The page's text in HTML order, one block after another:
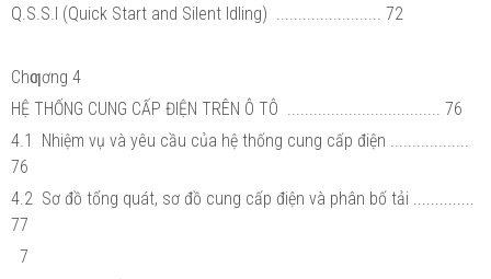
Q.S.S.I (Quick Start and Silent Idling) ........................ 72
Chƣơng 4
HỆ THỐNG CUNG CẤP ĐIỆN TRÊN Ô TÔ ................................... 76
4.1 Nhiệm vụ và yêu cầu của hệ thống cung cấp điện ..................
76
4.2 Sơ đồ tổng quát, sơ đồ cung cấp điện và phân bố tải ..............
77
7